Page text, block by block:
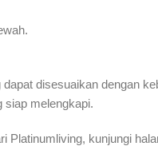
disesuaikan dengan
siap melengkapi.
Platinumliving, kunjungi